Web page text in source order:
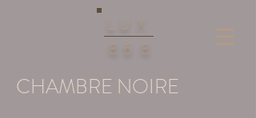
LUX
86 8
CHAMBRE NOIRE